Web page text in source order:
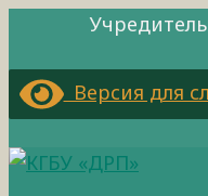
Версия для